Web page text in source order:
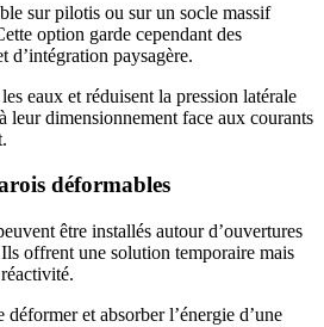
sur pilotis ou sur un socle massif
option garde cependant des
d’intégration paysagère.
eaux et réduisent la pression latérale
leur dimensionnement face aux courants
déformables
être installés autour d’ouvertures
offrent une solution temporaire mais
et absorber l’énergie d’une